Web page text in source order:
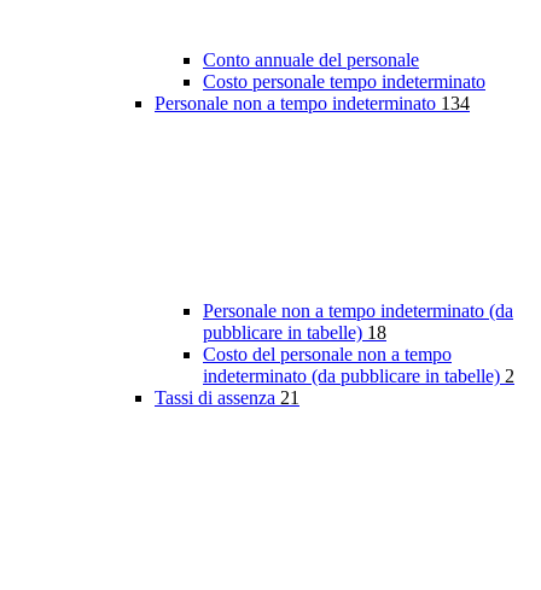
Conto annuale del personale
Costo personale tempo indeterminato
Personale non a tempo indeterminato 134
Personale non a tempo indeterminato (da
pubblicare in tabelle) 18
Costo del personale non a tempo
indeterminato (da pubblicare in tabelle) 2
Tassi di assenza 21